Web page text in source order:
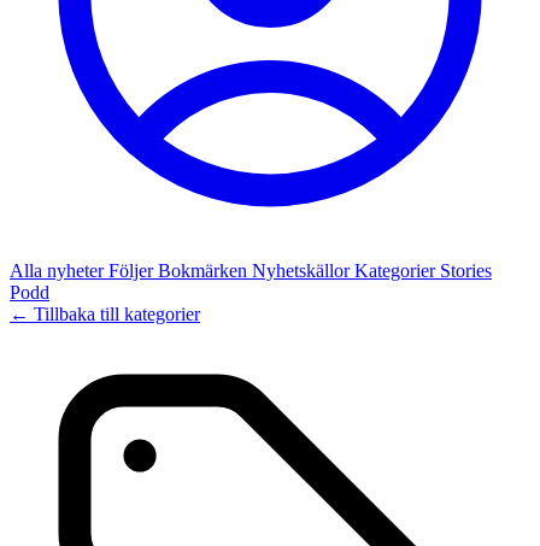
Alla nyheterFöljerBokmärken NyhetskällorKategorier Stories
Podd
← Tillbaka till kategorier